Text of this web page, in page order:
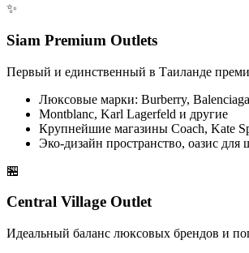
✨
Siam Premium Outlets
Первый и единственный в Таиланде
Люксовые марки: Burberry, Balenciaga
Montblanc, Karl Lagerfeld и другие
Крупнейшие магазины Coach, Kate
Эко-дизайн пространство, оазис для
🏪
Central Village Outlet
Идеальный баланс люксовых брендов и